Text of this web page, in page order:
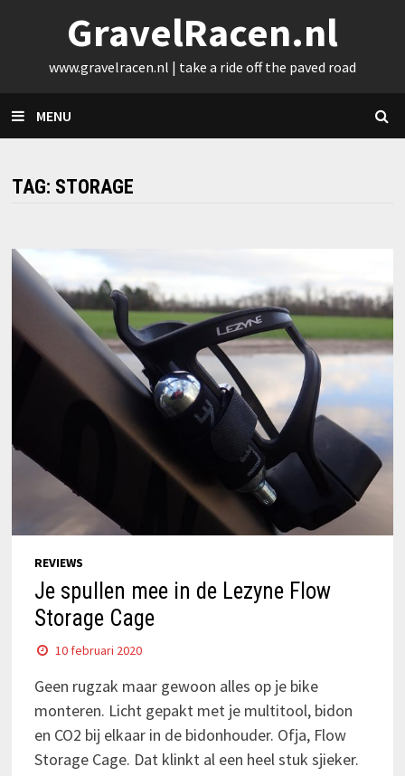
content
GravelRacen.nl
www.gravelracen.nl | take a ride off the paved road
MENU
TAG: STORAGE
REVIEWS
Je spullen mee in de Lezyne Flow
Storage Cage
10 februari 2020
Geen rugzak maar gewoon alles op je bike
monteren. Licht gepakt met je multitool, bidon
en CO2 bij elkaar in de bidonhouder. Ofja, Flow
Storage Cage. Dat klinkt al een heel stuk sjieker.